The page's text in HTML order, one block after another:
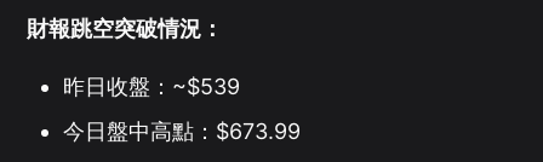
財報跳空突破情況：
昨日收盤：~$539
今日盤中高點：$673.99